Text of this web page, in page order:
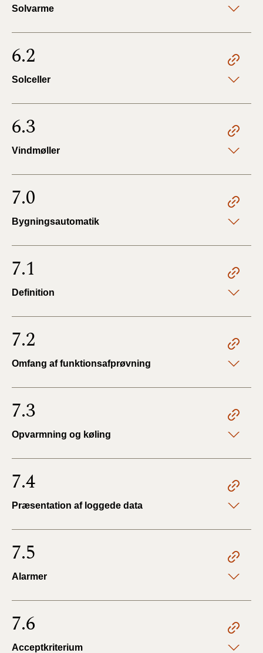
Solvarme
6.2
Solceller
6.3
Vindmøller
7.0
Bygningsautomatik
7.1
Definition
7.2
Omfang af funktionsafprøvning
7.3
Opvarmning og køling
7.4
Præsentation af loggede data
7.5
Alarmer
7.6
Acceptkriterium